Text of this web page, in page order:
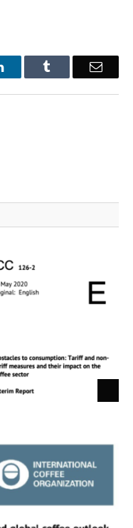
LinkedIn Email